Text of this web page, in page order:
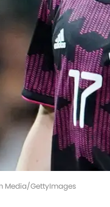
Media/GettyImages